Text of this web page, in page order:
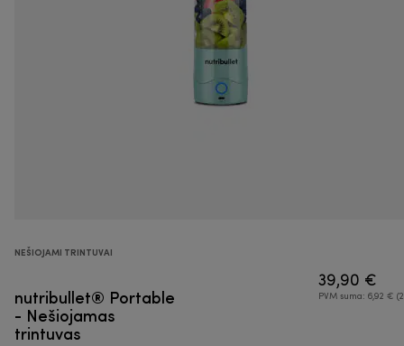
NEŠIOJAMI TRINTUVAI
nutribullet® Portable
- Nešiojamas
trintuvas
39,90 €
PVM suma: 6,92 €